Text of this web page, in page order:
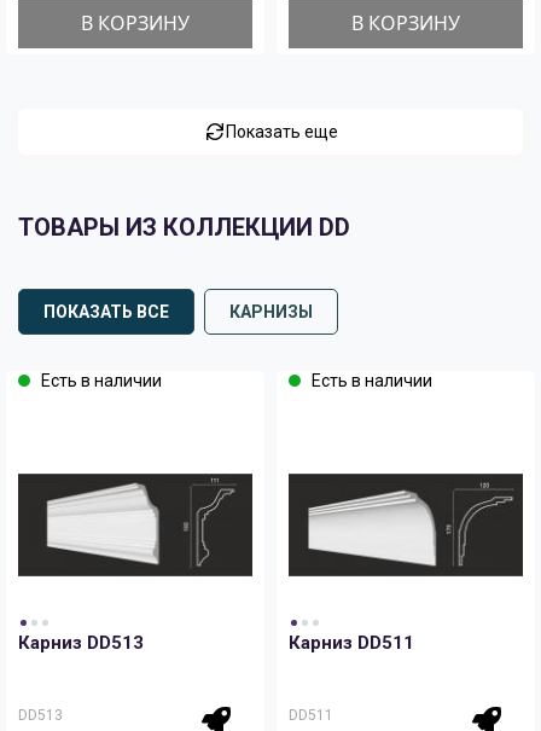
В КОРЗИНУ В КОРЗИНУ
Показать еще
ТОВАРЫ ИЗ КОЛЛЕКЦИИ DD
ПОКАЗАТЬ ВСЕ КАРНИЗЫ
Есть в наличии
Карниз DD513
DD513
Есть в наличии
Карниз DD511
DD511